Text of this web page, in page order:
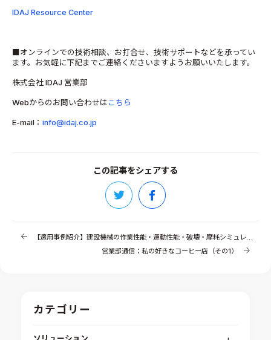
IDAJ Resource Center
■オンラインでの技術相談、お打合せ、技術サポートなどを承ってい
ます。お気軽に下記までご連絡くださいますようお願いいたします。
株式会社 IDAJ 営業部
Webからのお問い合わせは こちら
E-mail： info@idaj.co.jp
この記事をシェアする
【適用事例紹介】建設機械の作業性能・運動性能・破壊・摩耗シミュレーション
営業部通信：私の好きなコーヒー店（その1）
カテゴリー